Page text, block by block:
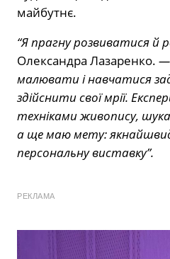
майбутнє.
“Я прагну розвиватися й
Олександра Лазаренко. —
малювати і навчатися
здійснити свої мрії.
техніками живопису,
а ще маю мету:
персональну виставку”.
РЕКЛАМА